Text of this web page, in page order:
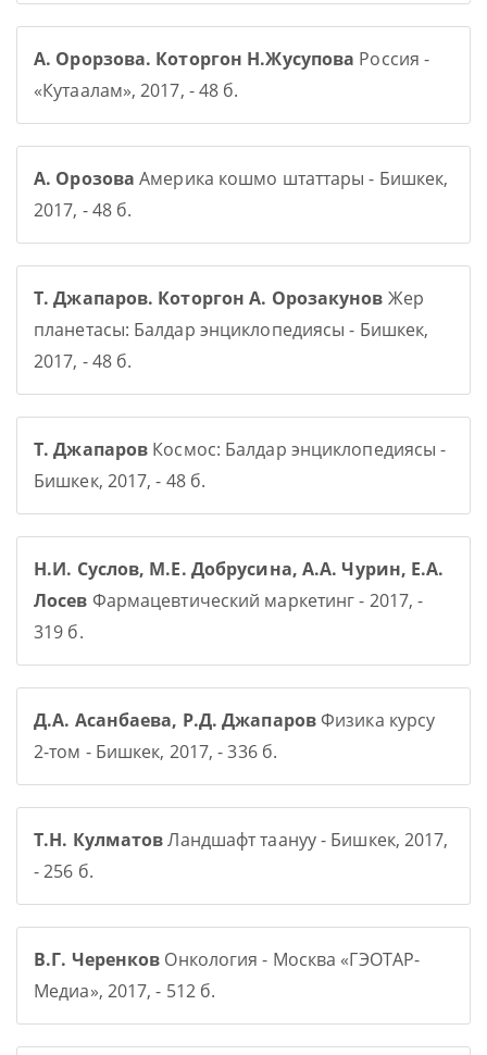
А. Орорзова. Которгон Н.Жусупова Россия -
«Кутаалам», 2017, - 48 б.
А. Орозова Америка кошмо штаттары - Бишкек,
2017, - 48 б.
Т. Джапаров. Которгон А. Орозакунов Жер
планетасы: Балдар энциклопедиясы - Бишкек,
2017, - 48 б.
Т. Джапаров Космос: Балдар энциклопедиясы -
Бишкек, 2017, - 48 б.
Н.И. Суслов, М.Е. Добрусина, А.А. Чурин, Е.А.
Лосев Фармацевтический маркетинг - 2017, -
319 б.
Д.А. Асанбаева, Р.Д. ДжапаровФизика курсу
2-том - Бишкек, 2017, - 336 б.
Т.Н. КулматовЛандшафт таануу - Бишкек, 2017,
- 256 б.
В.Г. Черенков Онкология - Москва «ГЭОТАР-
Медиа», 2017, - 512 б.